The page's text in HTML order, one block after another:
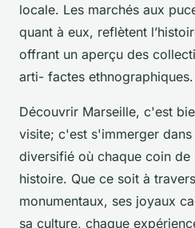
locale. Les marchés aux
quant à eux, reflètent
offrant un aperçu des
arti- factes ethnographiques.
Découvrir Marseille, c'est
visite; c'est s'immerger
diversifié où chaque coin de
histoire. Que ce soit à
monumentaux, ses joyaux
sa culture, chaque